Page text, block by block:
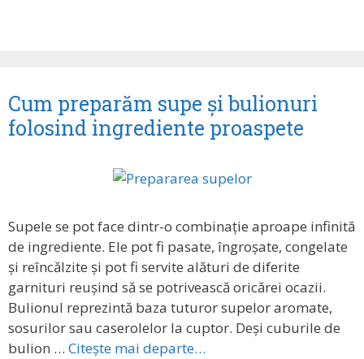
Cum preparăm supe și bulionuri
folosind ingrediente proaspete
Supele se pot face dintr-o combinație aproape infinită
de ingrediente. Ele pot fi pasate, îngroșate, congelate
și reîncălzite și pot fi servite alături de diferite
garnituri reușind să se potrivească oricărei ocazii.
Bulionul reprezintă baza tuturor supelor aromate,
sosurilor sau caserolelor la cuptor. Deși cuburile de
bulion … Citește mai departe…